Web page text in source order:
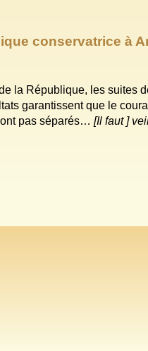
conservatrice à
la République, les suites
garantissent que le
pas séparés… [Il faut ]